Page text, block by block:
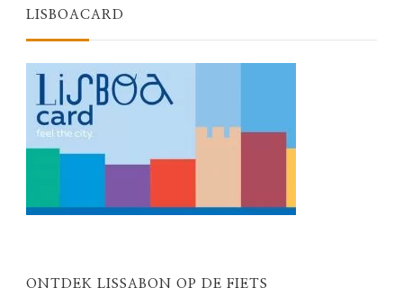
LISBOACARD
ONTDEK LISSABON OP DE FIETS